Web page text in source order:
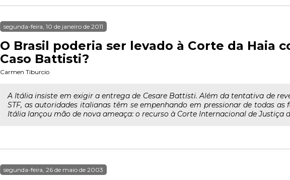
segunda-feira, 10 de janeiro de 2011
O Brasil poderia ser levado à Corte da Haia
Caso Battisti?
Carmen Tiburcio
A Itália insiste em exigir a entrega de Cesare Battisti. Além da tentativa de
STF, as autoridades italianas têm se empenhando em pressionar de todas
Itália lançou mão de nova ameaça: o recurso à Corte Internacional de Justiça
segunda-feira, 26 de maio de 2003